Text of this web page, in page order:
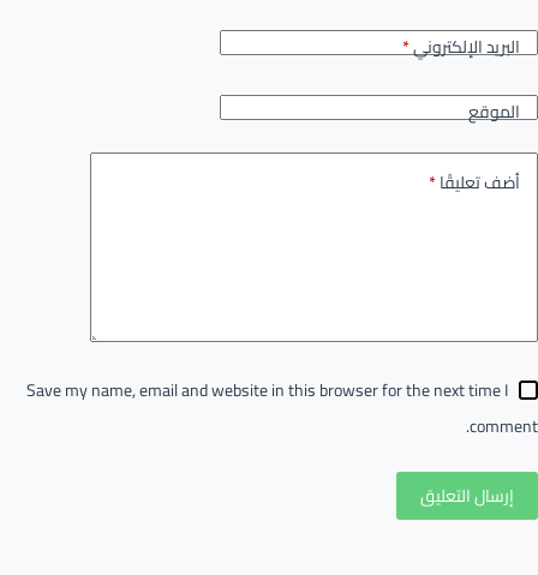
البريد الإلكتروني*
الموقع
أضف تعليقًا*
Save my name, email and website in this browser for the next time I
comment.
إرسال التعليق